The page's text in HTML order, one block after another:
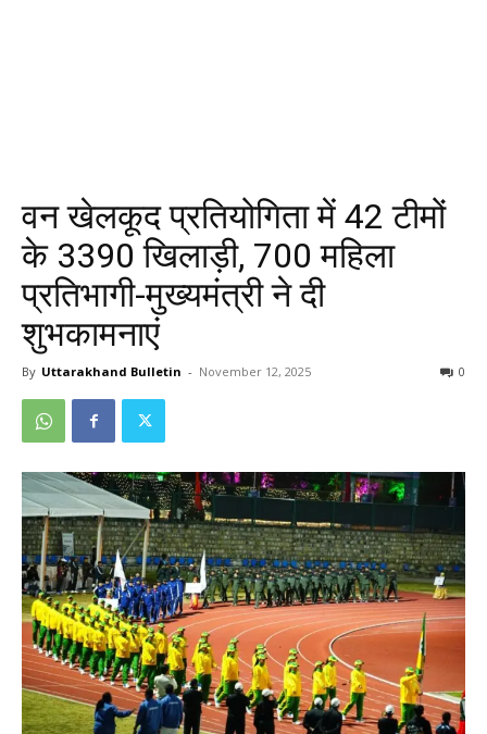
वन खेलकूद प्रतियोगिता में 42 टीमों
के 3390 खिलाड़ी, 700 महिला
प्रतिभागी-मुख्यमंत्री ने दी
शुभकामनाएं
By Uttarakhand Bulletin - November 12, 2025 0